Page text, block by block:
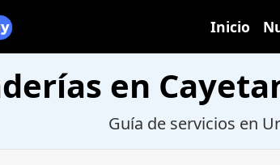
Inicio
en
Guía de servicios en